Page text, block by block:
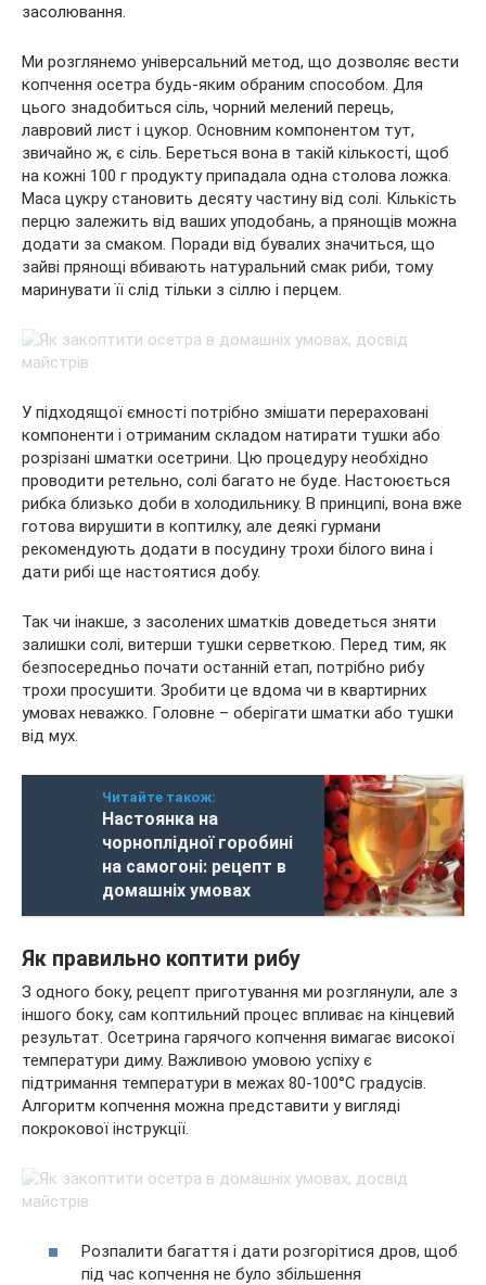
засолювання.
Ми розглянемо універсальний метод, що дозволяє вести
копчення осетра будь-яким обраним способом. Для
цього знадобиться сіль, чорний мелений перець,
лавровий лист і цукор. Основним компонентом тут,
звичайно ж, є сіль. Береться вона в такій кількості, щоб
на кожні 100 г продукту припадала одна столова ложка.
Маса цукру становить десяту частину від солі. Кількість
перцю залежить від ваших уподобань, а прянощів можна
додати за смаком. Поради від бувалих значиться, що
зайві прянощі вбивають натуральний смак риби, тому
маринувати її слід тільки з сіллю і перцем.
У підходящої ємності потрібно змішати перераховані
компоненти і отриманим складом натирати тушки або
розрізані шматки осетрини. Цю процедуру необхідно
проводити ретельно, солі багато не буде. Настоюється
рибка близько доби в холодильнику. В принципі, вона вже
готова вирушити в коптилку, але деякі гурмани
рекомендують додати в посудину трохи білого вина і
дати рибі ще настоятися добу.
Так чи інакше, з засолених шматків доведеться зняти
залишки солі, витерши тушки серветкою. Перед тим, як
безпосередньо почати останній етап, потрібно рибу
трохи просушити. Зробити це вдома чи в квартирних
умовах неважко. Головне – оберігати шматки або тушки
від мух.
Читайте також:
Настоянка на
чорноплідної горобині
на самогоні: рецепт в
домашніх умовах
Як правильно коптити рибу
З одного боку, рецепт приготування ми розглянули, але з
іншого боку, сам коптильний процес впливає на кінцевий
результат. Осетрина гарячого копчення вимагає високої
температури диму. Важливою умовою успіху є
підтримання температури в межах 80-100°C градусів.
Алгоритм копчення можна представити у вигляді
покрокової інструкції.
Розпалити багаття і дати розгорітися дров, щоб
під час копчення не було збільшення